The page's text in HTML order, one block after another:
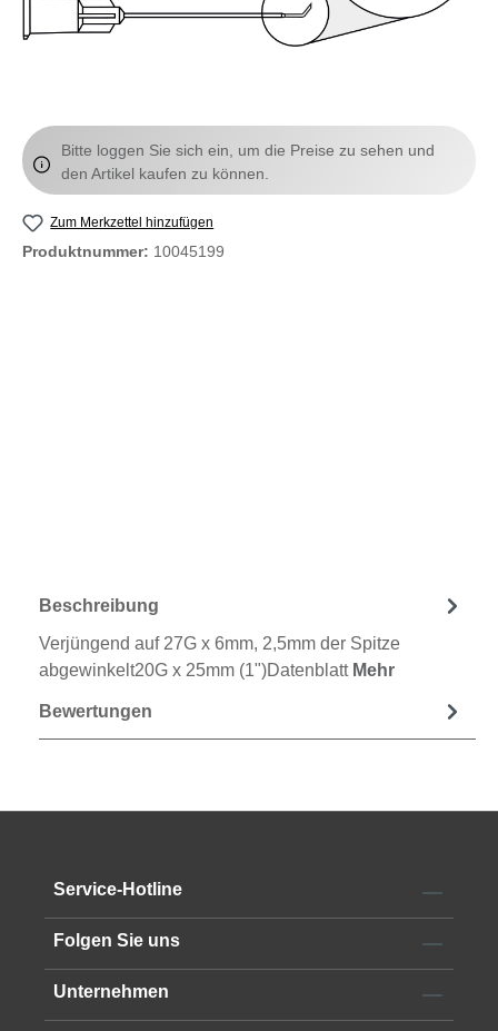
Bitte loggen Sie sich ein, um die Preise zu sehen und
den Artikel kaufen zu können.
Zum Merkzettel hinzufügen
Produktnummer: 10045199
Beschreibung
Verjüngend auf 27G x 6mm, 2,5mm der Spitze
abgewinkelt20G x 25mm (1")Datenblatt Mehr
Bewertungen
Service-Hotline
Folgen Sie uns
Unternehmen